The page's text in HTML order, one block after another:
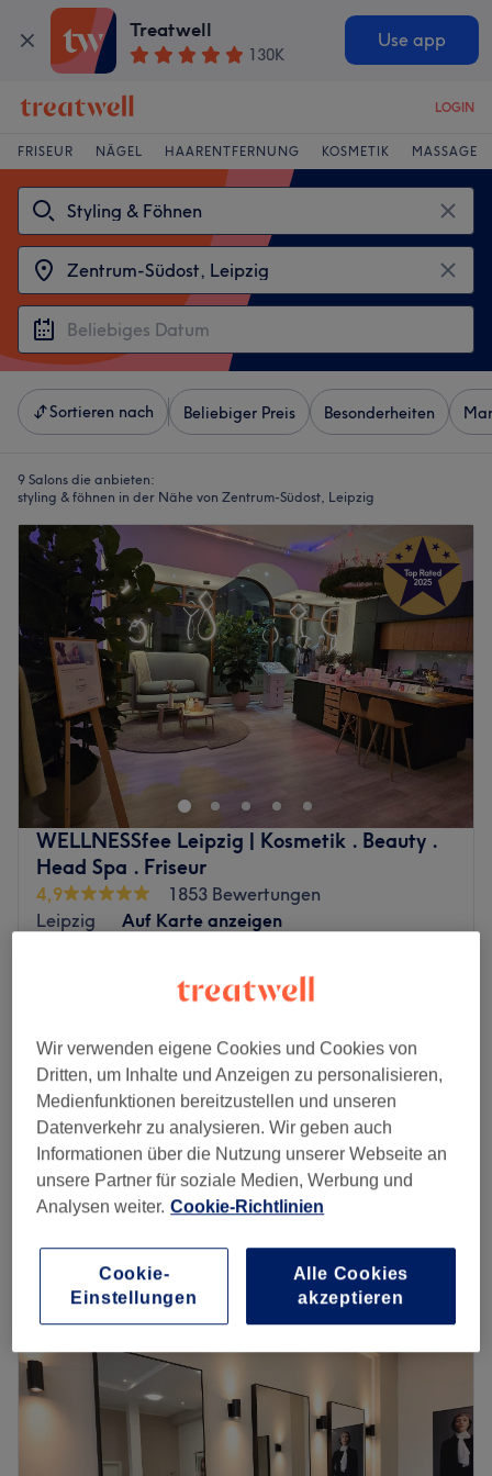
Treatwell
130K
Use app
LOGIN
FRISEUR NÄGEL HAARENTFERNUNG KOSMETIK MASSAGE
Sortieren nach Beliebiger Preis Besonderheiten
9 Salons die anbieten:
styling & föhnen in der Nähe von Zentrum-Südost, Leipzig
WELLNESSfee Leipzig | Kosmetik . Beauty .
Head Spa . Friseur
4,9
1853 Bewertungen
Leipzig
Auf Karte anzeigen
für einen wachen, gepflegten Blick – ohne
Augenbrauen färben → Intensivierung der
natürlichen Brauenfarbe – für ausdrucksstarke
Konturen
15 Min.
Augenbrauen zupfen → Sanftes Formen der
Brauen – mit Pinzette
Schnellansicht Saloninfos
Montag 10:00–20:15
Dienstag
10:00–20:15
Mittwoch
Donnerstag
10:00
Freitag
10:00–
Samstag
10:00
Wir verwenden eigene Cookies und Cookies von
Dritten, um Inhalte und Anzeigen zu personalisieren,
Medienfunktionen bereitzustellen und unseren
Datenverkehr zu analysieren. Wir geben auch
Informationen über die Nutzung unserer Webseite an
unsere Partner für soziale Medien, Werbung und
Analysen weiter. Cookie-Richtlinien
Cookie-
Einstellungen
Alle Cookies
akzeptieren